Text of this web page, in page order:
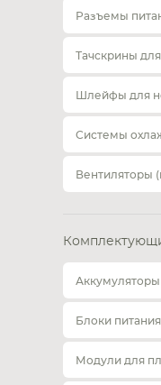
Разъемы
Тачскрины
Шлейфы для
Системы
Вентиляторы
Блоки
Модули для